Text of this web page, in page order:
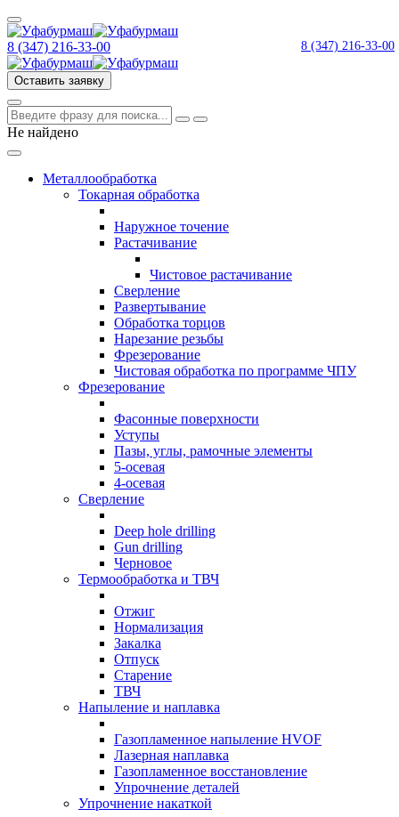
8 (347) 216‑33‑00
8 (347) 216‑33‑00
Оставить заявку
Не найдено
Металлообработка
Токарная обработка
Наружное точение
Растачивание
Чистовое растачивание
Сверление
Развертывание
Обработка торцов
Нарезание резьбы
Фрезерование
Чистовая обработка по программе ЧПУ
Фрезерование
Фасонные поверхности
Уступы
Пазы, углы, рамочные элементы
5-осевая
4-осевая
Сверление
Deep hole drilling
Gun drilling
Черновое
Термообработка и ТВЧ
Отжиг
Нормализация
Закалка
Отпуск
Старение
ТВЧ
Напыление и наплавка
Газопламенное напыление HVOF
Лазерная наплавка
Газопламенное восстановление
Упрочнение деталей
Упрочнение накаткой